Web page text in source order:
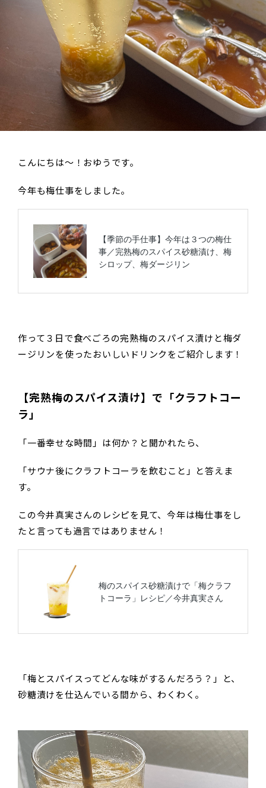
こんにちは～！おゆうです。
今年も梅仕事をしました。
作って３日で食べごろの完熟梅のスパイス漬けと梅ダ
ージリンを使ったおいしいドリンクをご紹介します！
【完熟梅のスパイス漬け】で「クラフトコー
ラ」
「一番幸せな時間」は何か？と聞かれたら、
「サウナ後にクラフトコーラを飲むこと」と答えま
す。
この今井真実さんのレシピを見て、今年は梅仕事をし
たと言っても過言ではありません！
「梅とスパイスってどんな味がするんだろう？」と、
砂糖漬けを仕込んでいる間から、わくわく。